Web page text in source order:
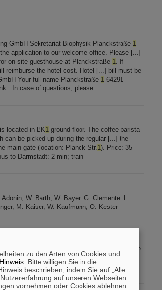
GmbH Sekretariat Biophysik Planckstraße 1
application to our welcome office. Please [...]
on-site guesthouse at Planckstraße 1. If
reimburse the hotel cost. Hotel [...] bill must be
Your full name Planckstraße 1 64291
. In case of questions, please
located in BK1 ground floor. The coffee barista
can be picked up during the regular [...] the
main gate (location: Planck Str.1). Price: 35
to Darmstadt: 2 min; train
Adonin, W. Barth, W. Bayer, G. Clemente, L.
M. Kaiser, W. Kaufmann, O. Kester
für Schwerionenforschung GmbH Planckstraße
Zugang Gäste/Besuchende Zugang über
zu den Arten von Cookies und
. Bitte willigen Sie in die
beschrieben, indem Sie auf „Alle
auf unseren Webseiten
vornehmen oder Cookies ablehnen